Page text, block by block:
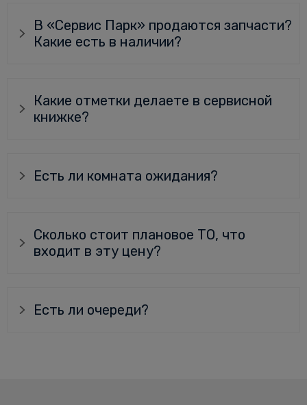
В «Сервис Парк» продаются запчасти?
Какие есть в наличии?
Какие отметки делаете в сервисной
книжке?
Есть ли комната ожидания?
Сколько стоит плановое ТО, что
входит в эту цену?
Есть ли очереди?